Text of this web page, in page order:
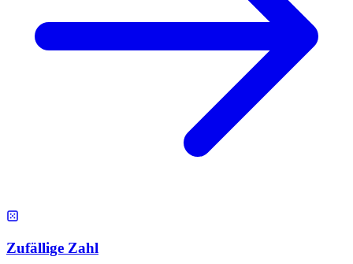
Zufällige Zahl